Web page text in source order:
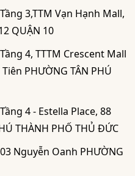
3,TTM Vạn Hạnh Mall,
QUẬN 10
4, TTTM Crescent Mall
PHƯỜNG TÂN PHÚ
4 - Estella Place, 88
THÀNH PHỐ THỦ ĐỨC
Nguyễn Oanh PHƯỜNG